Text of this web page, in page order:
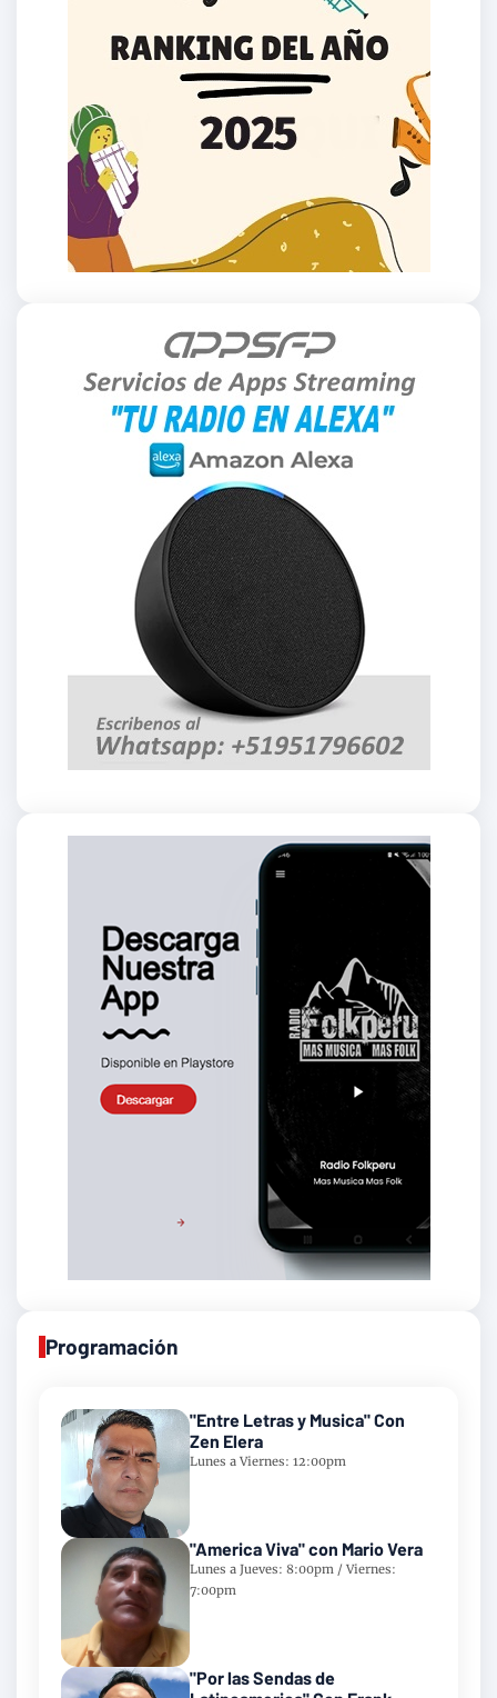
Programación
"Entre Letras y Musica" Con
Zen Elera
Lunes a Viernes: 12:00pm
"America Viva" con Mario Vera
Lunes a Jueves: 8:00pm / Viernes:
7:00pm
"Por las Sendas de